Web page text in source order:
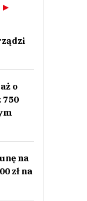
o
750
na
zł na